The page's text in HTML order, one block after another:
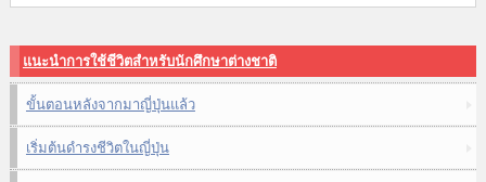
แนะนำการใช้ชีวิตสำหรับนักศึกษาต่างชาติ
ขั้นตอนหลังจากมาญี่ปุ่นแล้ว
เริ่มต้นดำรงชีวิตในญี่ปุ่น